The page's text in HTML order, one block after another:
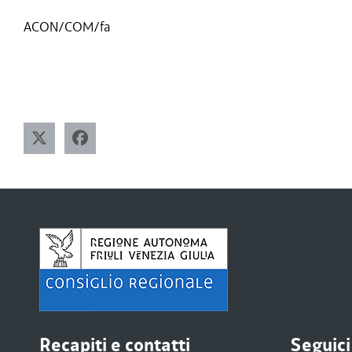
ACON/COM/fa
Recapiti e contatti